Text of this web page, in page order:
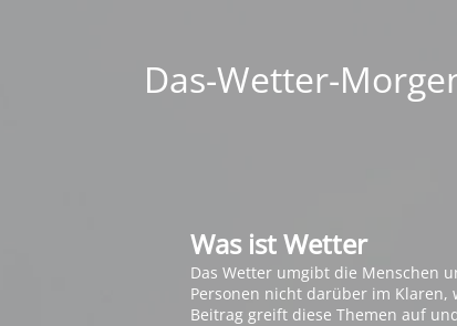
Das-Wetter-
Was ist Wetter
Das Wetter umgibt die Menschen
Personen nicht darüber im
Beitrag greift diese Themen auf